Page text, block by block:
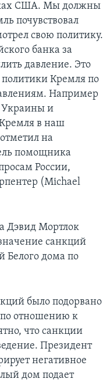
США. Мы должны
почувствовал
свою политику.
банка за
давление. Это
политики Кремля по
Например
Украины и
в наш
на
помощника
России,
(Michael
Дэвид Мортлок
санкций
Белого дома по
было подорвано
отношению к
что санкции
Президент
негативное
дом подает